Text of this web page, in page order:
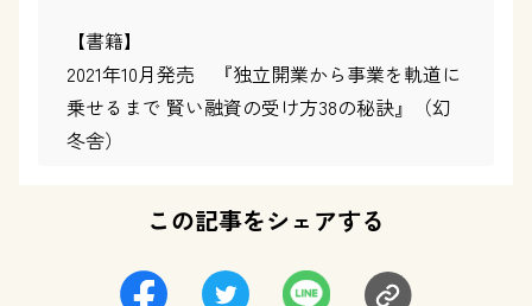
【書籍】
2021年10月発売 『独立開業から事業を軌道に
乗せるまで 賢い融資の受け方38の秘訣』（幻
冬舎）
この記事をシェアする